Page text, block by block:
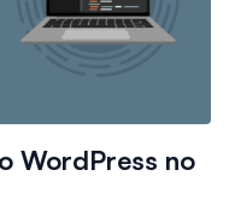
WordPress no